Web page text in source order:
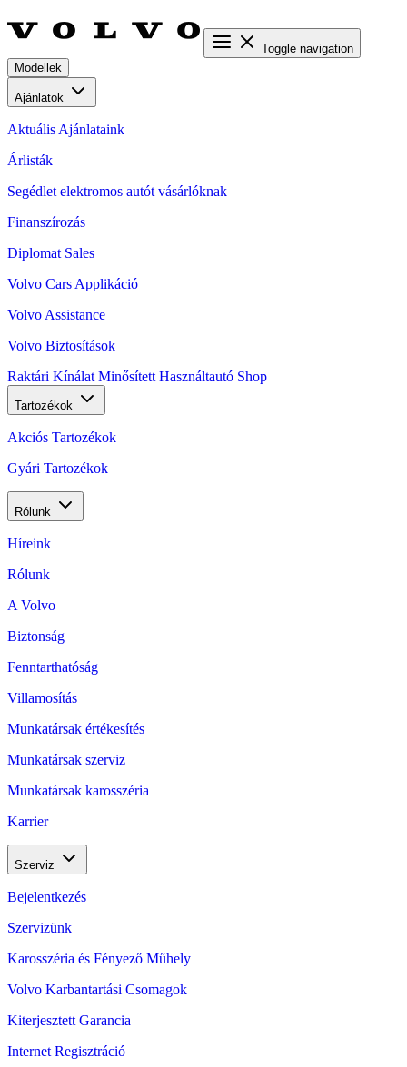
Toggle navigation
Modellek
Ajánlatok
Aktuális Ajánlataink
Árlisták
Segédlet elektromos autót vásárlóknak
Finanszírozás
Diplomat Sales
Volvo Cars Applikáció
Volvo Assistance
Volvo Biztosítások
Raktári Kínálat Minősített Használtautó Shop
Tartozékok
Akciós Tartozékok
Gyári Tartozékok
Rólunk
Híreink
Rólunk
A Volvo
Biztonság
Fenntarthatóság
Villamosítás
Munkatársak értékesítés
Munkatársak szerviz
Munkatársak karosszéria
Karrier
Szerviz
Bejelentkezés
Szervizünk
Karosszéria és Fényező Műhely
Volvo Karbantartási Csomagok
Kiterjesztett Garancia
Internet Regisztráció